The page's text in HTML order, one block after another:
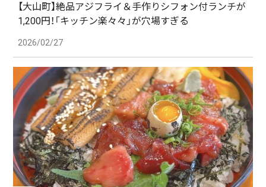
【大山町】絶品アジフライ＆手作りシフォン付ランチが
1,200円！「キッチン楽々々」が穴場すぎる
2026/02/27